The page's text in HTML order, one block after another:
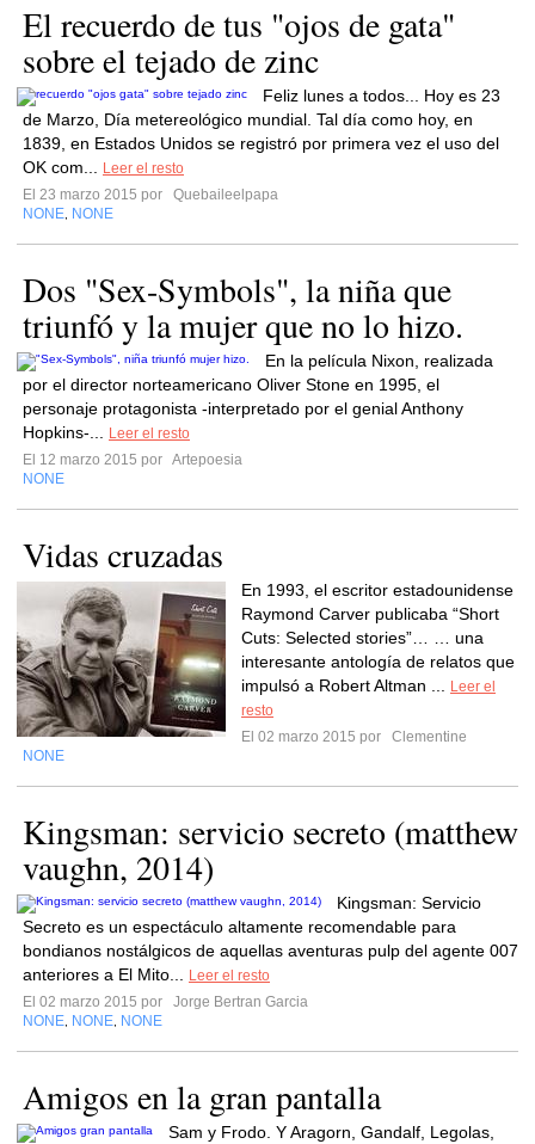
El recuerdo de tus "ojos de gata"
sobre el tejado de zinc
Feliz lunes a todos... Hoy es 23
de Marzo, Día metereológico mundial. Tal día como hoy, en
1839, en Estados Unidos se registró por primera vez el uso del
OK com...
Leer el resto
El 23 marzo 2015 por
Quebaileelpapa
NONE NONE
Dos "Sex-Symbols", la niña que
triunfó y la mujer que no lo hizo.
En la película Nixon, realizada
por el director norteamericano Oliver Stone en 1995, el
personaje protagonista -interpretado por el genial Anthony
Hopkins-...
Leer el resto
El 12 marzo 2015 por Artepoesia
NONE
Vidas cruzadas
En 1993, el escritor estadounidense
Raymond Carver publicaba “Short
Cuts: Selected stories”… … una
interesante antología de relatos que
impulsó a Robert Altman ...
Leer el
resto
El 02 marzo 2015 por
Clementine
NONE
Kingsman: servicio secreto (matthew
vaughn, 2014)
Kingsman: Servicio
Secreto es un espectáculo altamente recomendable para
bondianos nostálgicos de aquellas aventuras pulp del agente 007
anteriores a El Mito...
Leer el resto
El 02 marzo 2015 por
Jorge Bertran Garcia
NONE NONE NONE
Amigos en la gran pantalla
Sam y Frodo. Y Aragorn, Gandalf, Legolas,